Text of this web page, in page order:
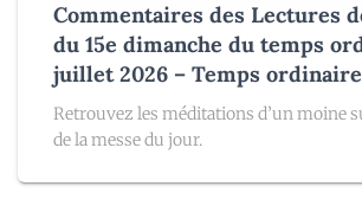
Commentaires des Lectures
du 15e dimanche du temps
juillet 2026 – Temps ordinaire
Retrouvez les méditations d’un moine
de la messe du jour.